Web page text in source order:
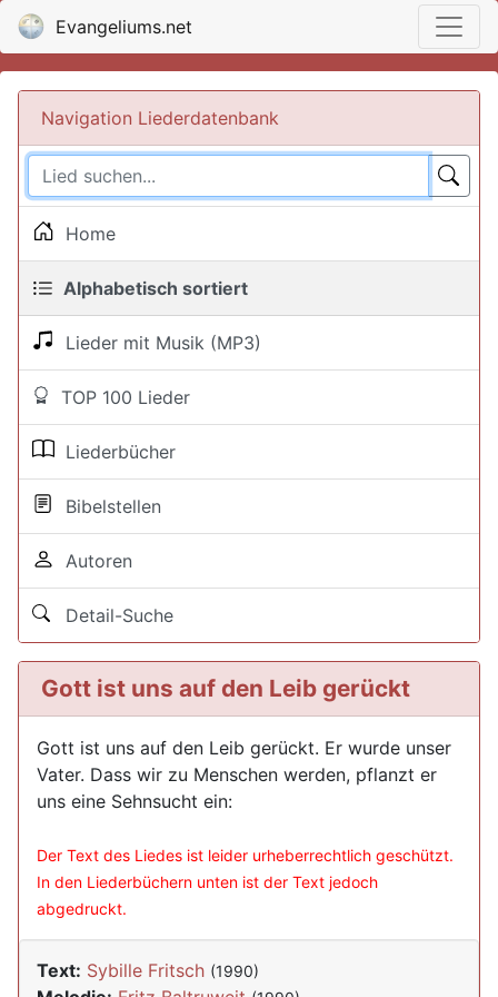
Evangeliums.net
Navigation Liederdatenbank
Home
Alphabetisch sortiert
Lieder mit Musik (MP3)
TOP 100 Lieder
Liederbücher
Bibelstellen
Autoren
Detail-Suche
Gott ist uns auf den Leib gerückt
Gott ist uns auf den Leib gerückt. Er wurde unser
Vater. Dass wir zu Menschen werden, pflanzt er
uns eine Sehnsucht ein:
Der Text des Liedes ist leider urheberrechtlich geschützt.
In den Liederbüchern unten ist der Text jedoch
abgedruckt.
Text: Sybille Fritsch (1990)